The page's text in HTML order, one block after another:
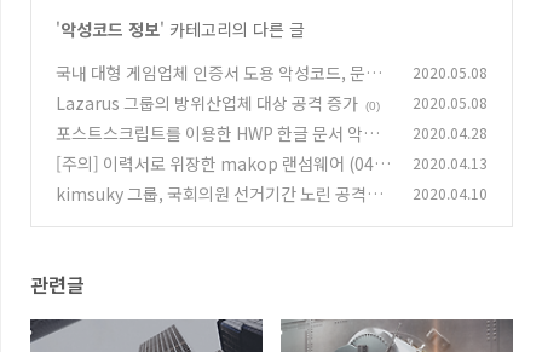
'악성코드 정보' 카테고리의 다른 글
국내 대형 게임업체 인증서 도용 악성코드, 문서
통해 유포
(0)
2020.05.08
Lazarus 그룹의 방위산업체 대상 공격 증가 (0) 2020.05.08
포스트스크립트를 이용한 HWP 한글 문서 악성
코드 주의 (0)
2020.04.28
[주의] 이력서로 위장한 makop 랜섬웨어 (04.1
3)
(0)
2020.04.13
kimsuky 그룹, 국회의원 선거기간 노린 공격정
2020.04.10
관련글